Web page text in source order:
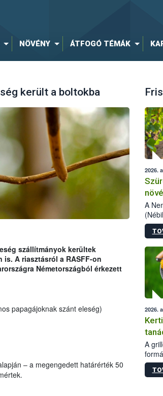
NÖVÉNY ÁTFOGÓ TÉMÁK
került a boltokba
szállítmányok kerültek
A riasztásról a RASFF-on
Németországból érkezett
papagájoknak szánt eleség)
– a megengedett határérték 50
2026.
A
Az
2026.
A